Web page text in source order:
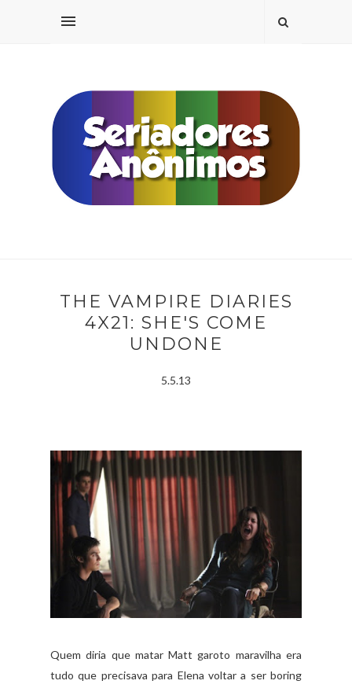
THE VAMPIRE DIARIES
4X21: SHE'S COME
UNDONE
5.5.13
Quem diria que matar Matt garoto maravilha era
tudo que precisava para Elena voltar a ser boring